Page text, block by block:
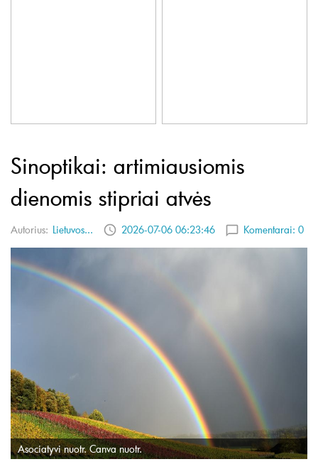
Sinoptikai: artimiausiomis
dienomis stipriai atvės
Autorius: Lietuvos... 2026-07-06 06:23:46 Komentarai: 0
Asociatyvi nuotr. Canva nuotr.